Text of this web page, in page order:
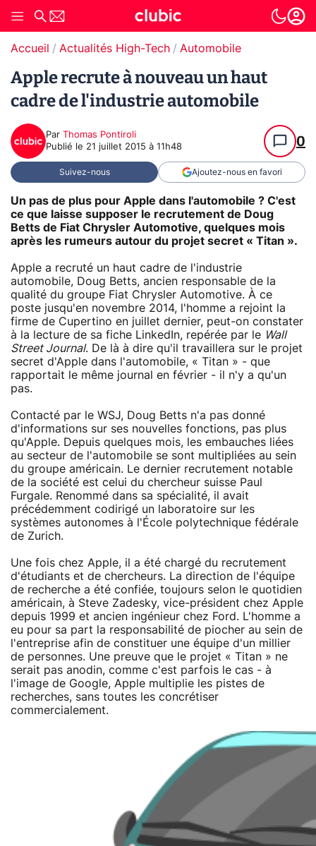
Accueil Actualités High-Tech Automobile
Apple recrute à nouveau un haut
cadre de l'industrie automobile
Par Thomas Pontiroli
Publié le 21 juillet 2015 à 11h48 0
Suivez-nous Ajoutez-nous en favori
Un pas de plus pour Apple dans l'automobile ? C'est
ce que laisse supposer le recrutement de Doug
Betts de Fiat Chrysler Automotive, quelques mois
après les rumeurs autour du projet secret « Titan ».
Apple a recruté un haut cadre de l'industrie
automobile, Doug Betts, ancien responsable de la
qualité du groupe Fiat Chrysler Automotive. À ce
poste jusqu'en novembre 2014, l'homme a rejoint la
firme de Cupertino en juillet dernier, peut-on constater
à la lecture de sa fiche LinkedIn, repérée par le Wall
Street Journal. De là à dire qu'il travaillera sur le projet
secret d'Apple dans l'automobile, « Titan » - que
rapportait le même journal en février - il n'y a qu'un
pas.
Contacté par le WSJ, Doug Betts n'a pas donné
d'informations sur ses nouvelles fonctions, pas plus
qu'Apple. Depuis quelques mois, les embauches liées
au secteur de l'automobile se sont multipliées au sein
du groupe américain. Le dernier recrutement notable
de la société est celui du chercheur suisse Paul
Furgale. Renommé dans sa spécialité, il avait
précédemment codirigé un laboratoire sur les
systèmes autonomes à l'École polytechnique fédérale
de Zurich.
Une fois chez Apple, il a été chargé du recrutement
d'étudiants et de chercheurs. La direction de l'équipe
de recherche a été confiée, toujours selon le quotidien
américain, à Steve Zadesky, vice-président chez Apple
depuis 1999 et ancien ingénieur chez Ford. L'homme a
eu pour sa part la responsabilité de piocher au sein de
l'entreprise afin de constituer une équipe d'un millier
de personnes. Une preuve que le projet « Titan » ne
serait pas anodin, comme c'est parfois le cas - à
l'image de Google, Apple multiplie les pistes de
recherches, sans toutes les concrétiser
commercialement.